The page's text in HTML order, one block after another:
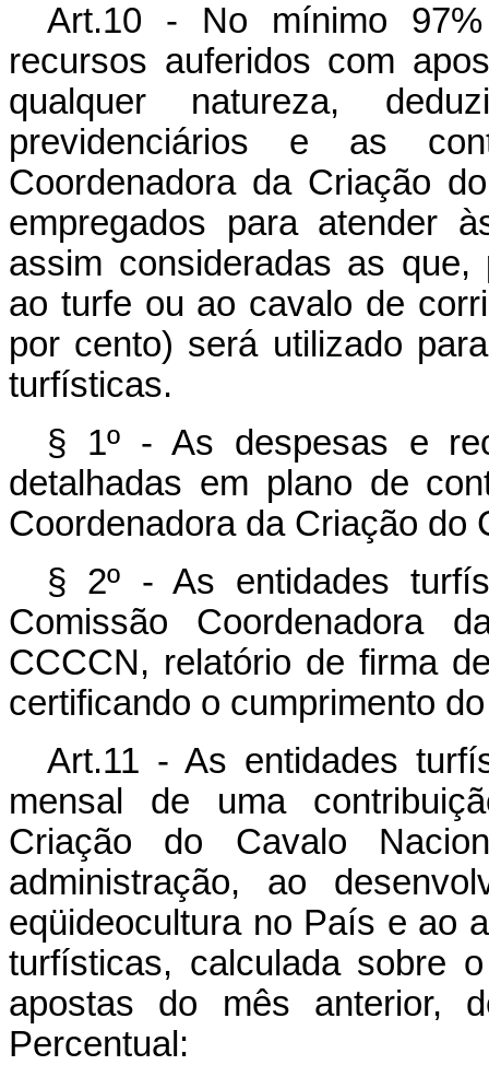
Art.10 - No mínimo
recursos auferidos com
qualquer natureza,
previdenciários e as
Coordenadora da Criação
empregados para atender
assim consideradas as
ao turfe ou ao cavalo de
por cento) será utilizado
turfísticas.
§ 1º - As despesas e
detalhadas em plano de
Coordenadora da Criação do
§ 2º - As entidades
Comissão Coordenadora
CCCCN, relatório de firma
certificando o cumprimento
Art.11 - As entidades
mensal de uma
Criação do Cavalo
administração, ao
eqüideocultura no País e ao
turfísticas, calculada sobre
apostas do mês anterior,
Percentual: